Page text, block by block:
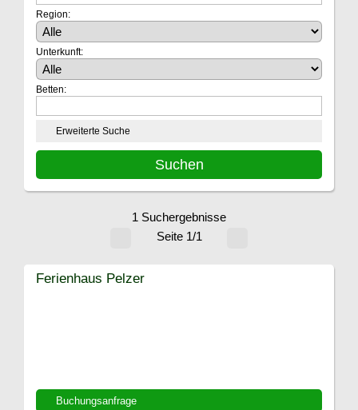
Region:
Unterkunft:
Betten:
Erweiterte Suche
1 Suchergebnisse
Seite 1/1
Buchungsanfrage
Ferienhaus Pelzer